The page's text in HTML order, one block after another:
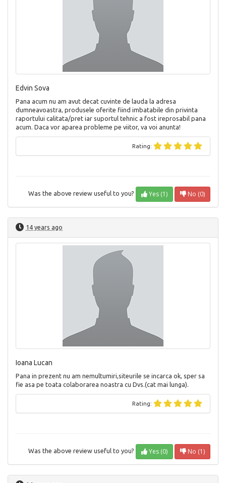
Edvin Sova
Pana acum nu am avut decat cuvinte de lauda la adresa
dumneavoastra, produsele oferite fiind imbatabile din privinta
raportului calitata/pret iar suportul tehnic a fost ireprosabil pana
acum. Daca vor aparea probleme pe viitor, va voi anunta!
Rating:
Was the above review useful to you? Yes (1) No (0)
14 years ago
Ioana Lucan
Pana in prezent nu am nemultumiri,siteurile se incarca ok, sper sa
fie asa pe toata colaborarea noastra cu Dvs.(cat mai lunga).
Rating:
Was the above review useful to you? Yes (0) No (1)